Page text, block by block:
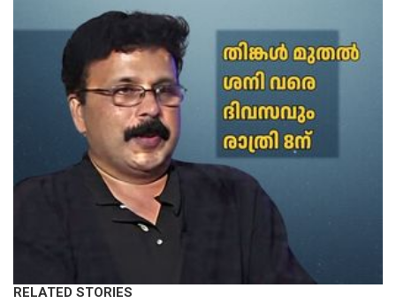
RELATED STORIES